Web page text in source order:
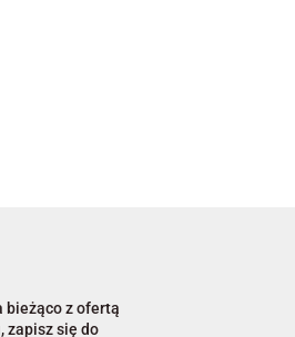
bieżąco z ofertą
zapisz się do